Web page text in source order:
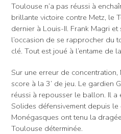
Toulouse n’a pas réussi à
brillante victoire contre Metz, le
dernier à Louis-II. Frank Magri
l’occasion de se rapprocher du
clé. Tout est joué à l’entame de
Sur une erreur de
score à la 3’ de jeu. Le gardien
réussi à repousser le ballon. Il a
Solides défensivement depuis
Monégasques ont tenu la
Toulouse déterminée.